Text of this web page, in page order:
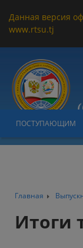
Данная версия
www.rtsu.tj
ПОСТУПАЮЩИМ
Главная
Итоги